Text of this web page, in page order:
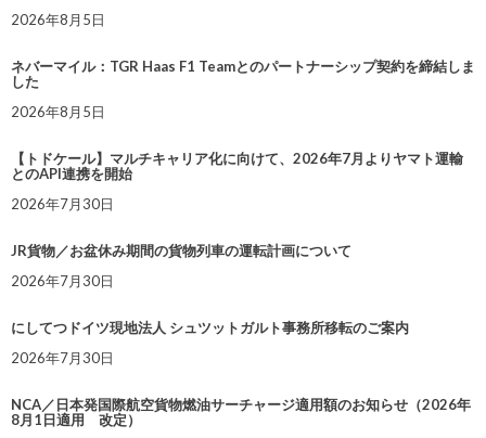
2026年8月5日
ネバーマイル：TGR Haas F1 Teamとのパートナーシップ契約を締結しま
した
2026年8月5日
【トドケール】マルチキャリア化に向けて、2026年7月よりヤマト運輸
とのAPI連携を開始
2026年7月30日
JR貨物／お盆休み期間の貨物列車の運転計画について
2026年7月30日
にしてつドイツ現地法人 シュツットガルト事務所移転のご案内
2026年7月30日
NCA／日本発国際航空貨物燃油サーチャージ適用額のお知らせ（2026年
8月1日適用 改定）